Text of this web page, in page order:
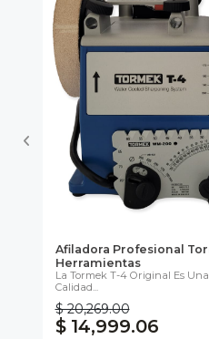
Afiladora Profesional
Herramientas
La Tormek T-4 Original Es
Calidad...
$ 20,269.00
$ 14,999.06